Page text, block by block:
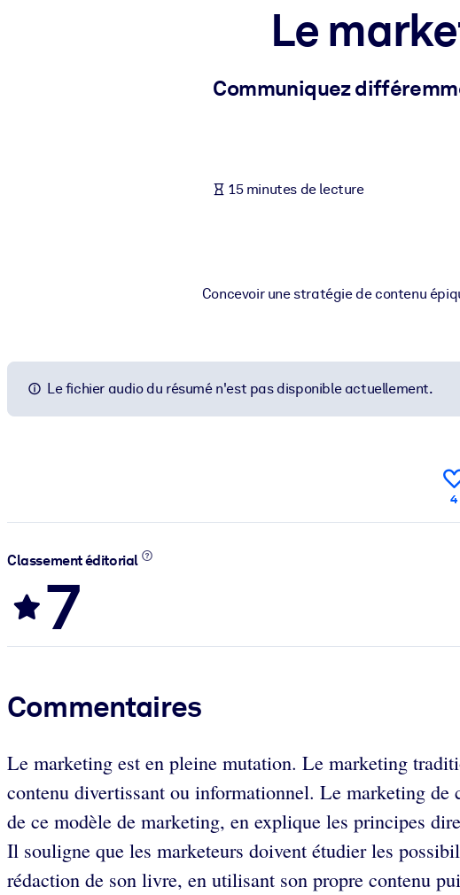
Pour bibliothèques d'entreprise
Enrichissez votre bibliothèque d'entreprise avec des connaissances
Alimentez vos systèmes d'IA avec des connaissances fiables et structurées
Le
Communiquez
15 minutes de lecture
Concevoir une stratégie de contenu
Le fichier audio du résumé n'est pas disponible actuellement.
4
Classement éditorial
7
Commentaires
Le marketing est en pleine mutation. Le marketing
contenu divertissant ou informationnel. Le marketing
de ce modèle de marketing, en explique les principes
Il souligne que les marketeurs doivent étudier les
rédaction de son livre, en utilisant son propre contenu